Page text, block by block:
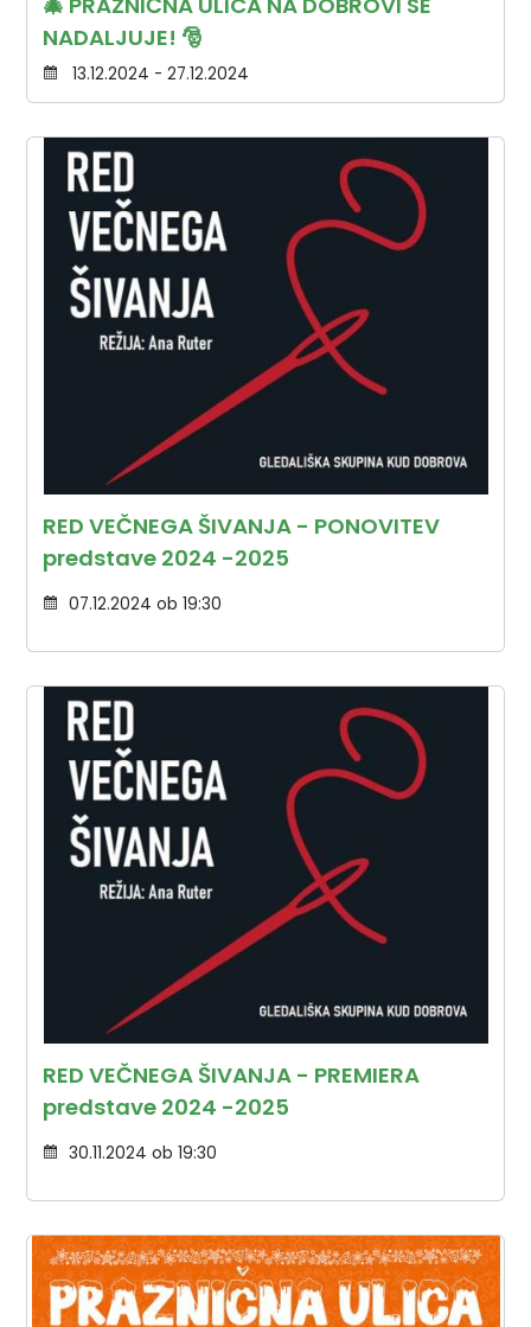
NADALJUJE! 🎅
13.12.2024 - 27.12.2024
RED VEČNEGA ŠIVANJA - PONOVITEV
predstave 2024 -2025
07.12.2024 ob 19:30
RED VEČNEGA ŠIVANJA - PREMIERA
predstave 2024 -2025
30.11.2024 ob 19:30